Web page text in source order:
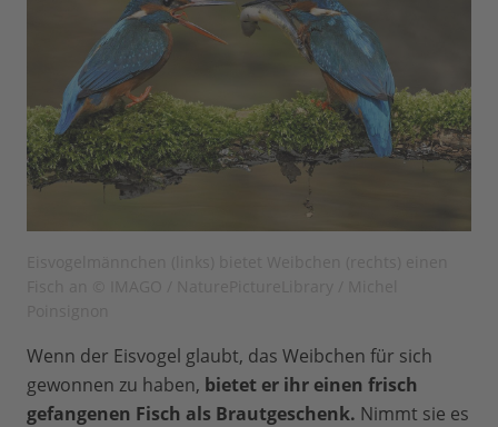
Wenn der Eisvogel glaubt, das Weibchen für sich
gewonnen zu haben, bietet er ihr einen frisch
gefangenen Fisch als Brautgeschenk. Nimmt sie es